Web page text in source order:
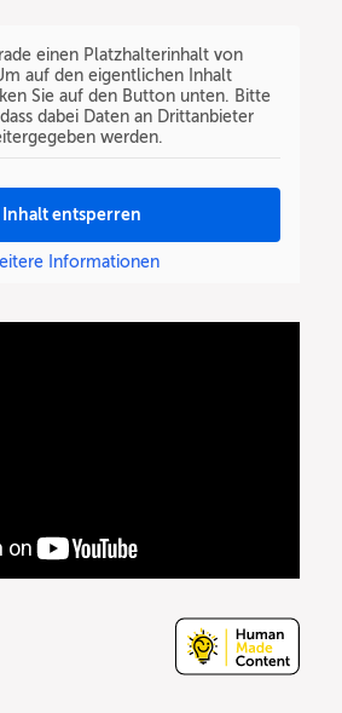
einen Platzhalterinhalt von
auf den eigentlichen Inhalt
Sie auf den Button unten. Bitte
dabei Daten an Drittanbieter
werden.
Inhalt entsperren
Informationen